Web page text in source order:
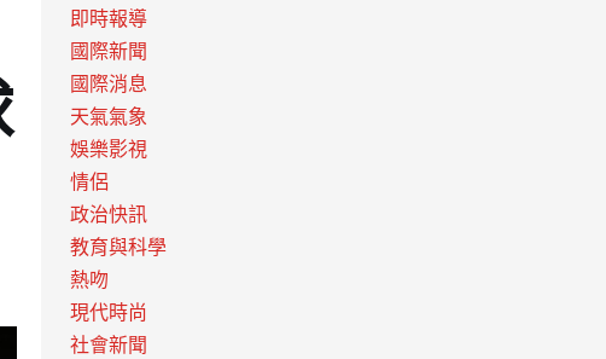
即時報導
國際新聞
國際消息
天氣氣象
娛樂影視
情侶
政治快訊
教育與科學
熱吻
現代時尚
社會新聞